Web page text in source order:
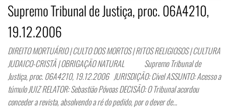
Supremo Tribunal de Justiça, proc. 06A4210,
19.12.2006
DIREITO MORTUÁRIO | CULTO DOS MORTOS | RITOS RELIGIOSOS | CULTURA
JUDAICO-CRISTÃ | OBRIGAÇÃO NATURAL Supremo Tribunal de
Justiça, proc. 06A4210, 19.12.2006 JURISDIÇÃO: Cível ASSUNTO: Acesso a
túmulo JUIZ RELATOR: Sebastião Póvoas DECISÃO: O Tribunal acordou
conceder a revista, absolvendo a ré do pedido, por o dever de…